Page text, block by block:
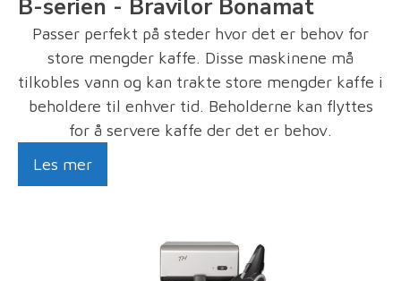
B-serien - Bravilor Bonamat
Passer perfekt på steder hvor det er behov for
store mengder kaffe. Disse maskinene må
tilkobles vann og kan trakte store mengder kaffe i
beholdere til enhver tid. Beholderne kan flyttes
for å servere kaffe der det er behov.
Les mer